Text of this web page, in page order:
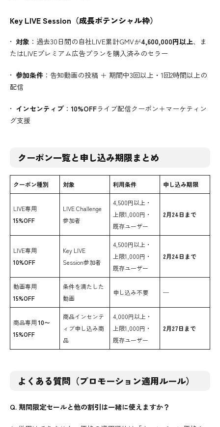
Key LIVE Session（成長ポテンシャル枠）
• 対象 ：過去30日間の自社LIVE累計GMVが4,600,000円以上、ま
たはLIVEプレミアム広告プランを購入済みのセラー
• 参加条件 ：告知動画の投稿 ＋ 期間中3回以上・1回2時間以上の
配信
• インセンティブ ： 10%OFFライブ配信クーポン＋マーケティン
グ支援
クーポン一覧と申し込み期限まとめ
クーポン種別 対象 利用条件 申し込み期限
LIVE専用
15%OFF
LIVE Challenge
参加者
4,500円以上・
上限1,000円・
既存ユーザー
2月24日まで
LIVE専用
10%OFF
Key LIVE
Session参加者
4,500円以上・
上限1,000円・
既存ユーザー
2月24日まで
動画専用
15%OFF
条件を満たした
動画
申し込み不要 ─
商品専用10〜
15%OFF
商品インセンテ
ィブ申し込み商
品
4,000円以上・
上限1,000円・
既存ユーザー
2月27日まで
よくある質問（プロモーション適用ルール）
Q. 期間限定セールと他の割引は一緒に使えますか？